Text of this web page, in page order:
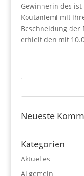
Gewinnerin des
Koutaniemi mit
Beschneidung der
erhielt den mit
Neueste
Kategorien
Aktuelles
Allgemein